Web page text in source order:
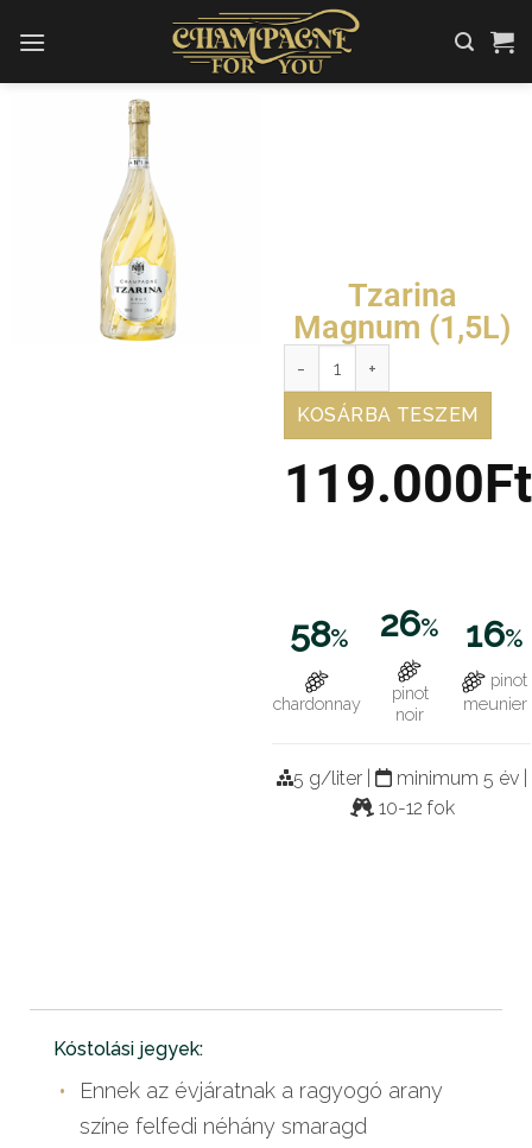
Tzarina
Magnum (1,5L)
KOSÁRBA TESZEM
119.000Ft
58%
chardonnay
26%
pinot
noir
16%
pinot
meunier
5 g/liter |
minimum 5 év |
10-12 fok
Kóstolási jegyek:
Ennek az évjáratnak a ragyogó arany
színe felfedi néhány smaragd